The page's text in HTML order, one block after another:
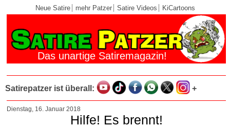
Neue Satire mehr Patzer Satire Videos KiCartoons
Das unartige Satiremagazin!
Satirepatzer ist überall: +
Dienstag, 16. Januar 2018
Hilfe! Es brennt!